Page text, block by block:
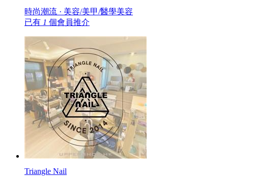
時尚潮流 · 美容/美甲/醫學美容
已有 1 個會員推介
Triangle Nail